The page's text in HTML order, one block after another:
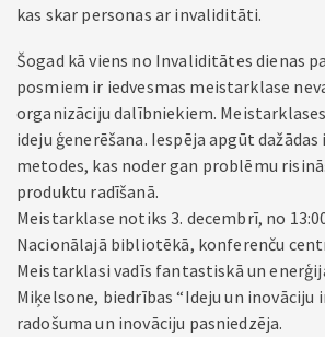
kas skar personas ar invaliditāti.
Šogad kā viens no Invaliditātes dienas
posmiem ir iedvesmas meistarklase
organizāciju dalībniekiem.
ideju ģenerēšana. Iespēja apgūt dažādas
metodes, kas noder gan problēmu
produktu radīšanā.
Meistarklase notiks 3. decembrī, no
Nacionālajā bibliotēkā, konferenču
Meistarklasi vadīs fantastiskā un
Miķelsone, biedrības “Ideju un
radošuma un inovāciju pasniedzēja.